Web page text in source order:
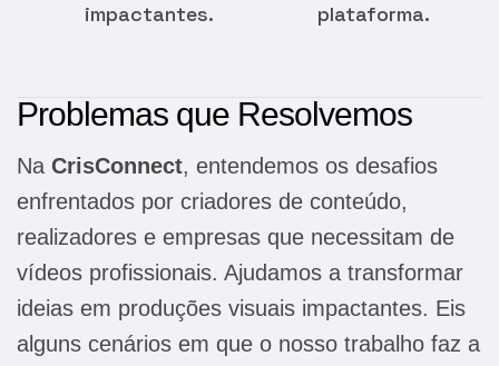
impactantes.
plataforma.
Problemas que Resolvemos
Na CrisConnect, entendemos os desafios
enfrentados por criadores de conteúdo,
realizadores e empresas que necessitam de
vídeos profissionais. Ajudamos a transformar
ideias em produções visuais impactantes. Eis
alguns cenários em que o nosso trabalho faz a